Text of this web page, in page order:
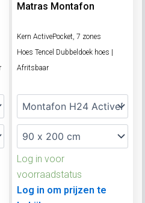
Matras Montafon
Kern ActivePocket, 7 zones
Hoes Tencel Dubbeldoek hoes |
Afritsbaar
Log in voor
voorraadstatus
Log in om prijzen te